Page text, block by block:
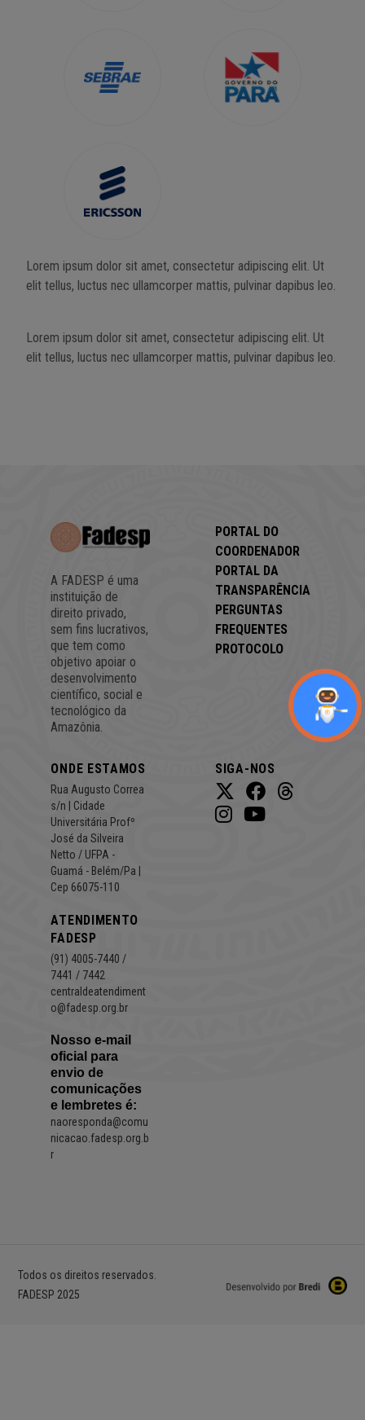
Lorem ipsum dolor sit amet, consectetur adipiscing elit. Ut
elit tellus, luctus nec ullamcorper mattis, pulvinar dapibus leo.
Lorem ipsum dolor sit amet, consectetur adipiscing elit. Ut
elit tellus, luctus nec ullamcorper mattis, pulvinar dapibus leo.
A FADESP é uma
instituição de
direito privado,
sem fins lucrativos,
que tem como
objetivo apoiar o
desenvolvimento
científico, social e
tecnológico da
Amazônia.
PORTAL DO
COORDENADOR
PORTAL DA
TRANSPARÊNCIA
PERGUNTAS
FREQUENTES
PROTOCOLO
ONDE ESTAMOS
Rua Augusto Correa
s/n | Cidade
Universitária Profº
José da Silveira
Netto / UFPA -
Guamá - Belém/Pa |
Cep 66075-110
ATENDIMENTO
FADESP
(91) 4005-7440 /
7441 / 7442
centraldeatendiment
o@fadesp.org.br
Nosso e-mail
oficial para
envio de
comunicações
e lembretes é:
naoresponda@comu
nicacao.fadesp.org.b
r
SIGA-NOS
Todos os direitos reservados.
FADESP 2025